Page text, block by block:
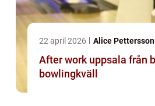
22 april 2026 Alice Pettersson
After work uppsala från barhäng till
bowlingkväll